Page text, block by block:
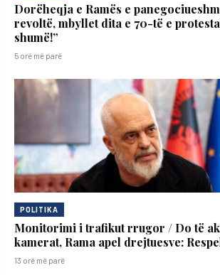
Dorëheqja e Ramës e
revoltë, mbyllet dita e 70-të e
shumë!”
5 orë më parë
POLITIKA
Monitorimi i trafikut rrugor / Do të
kamerat, Rama apel drejtuesve:
13 orë më parë